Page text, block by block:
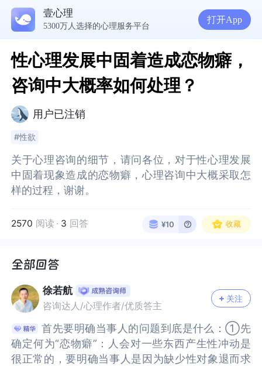
壹心理
5300万人选择的心理服务平台
打开App
性心理发展中固着造成恋物癖，
咨询中大概率如何处理？
用户已注销
#性欲
关于心理咨询的细节，请问各位，对于性心理发展
中固着现象造成的恋物癖，心理咨询中大概采取怎
样的过程，谢谢。
关于心理咨询的细节，请问各位，对于性心理发展
中固着现象造成的恋物癖，心理咨询中大概采取怎
样的过程，谢谢。
2570 阅读 · 3 回答 ¥10 收藏
徐若航
咨询达人/心理作者/优质答主
关注
首先要明确当事人的问题到底是什么：①先
确定何为“恋物癖”：人会对一些东西产生性冲动是
很正常的，要明确当事人是因为缺少性对象退而求
确定何为“恋物癖”：人会对一些东西产生性冲动是
很正常的，要明确当事人是因为缺少性对象退而求